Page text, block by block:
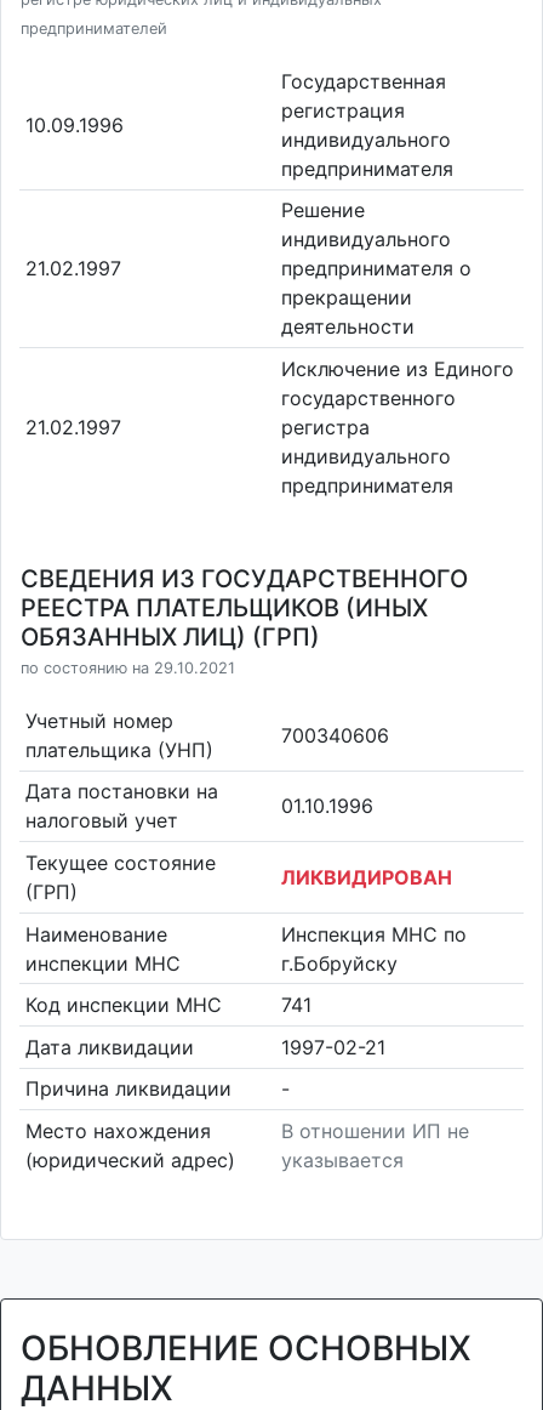
предпринимателей
10.09.1996
Государственная
регистрация
индивидуального
предпринимателя
21.02.1997
Решение
индивидуального
предпринимателя о
прекращении
деятельности
21.02.1997
Исключение из Единого
государственного
регистра
индивидуального
предпринимателя
СВЕДЕНИЯ ИЗ ГОСУДАРСТВЕННОГО
РЕЕСТРА ПЛАТЕЛЬЩИКОВ (ИНЫХ
ОБЯЗАННЫХ ЛИЦ) (ГРП)
по состоянию на 29.10.2021
Учетный номер
плательщика (УНП)
700340606
Дата постановки на
налоговый учет
01.10.1996
Текущее состояние
(ГРП)
ЛИКВИДИРОВАН
Наименование
инспекции МНС
Инспекция МНС по
г.Бобруйску
Код инспекции МНС
741
Дата ликвидации
1997-02-21
Причина ликвидации
-
Место нахождения
(юридический адрес)
В отношении ИП не
указывается
ОБНОВЛЕНИЕ ОСНОВНЫХ
ДАННЫХ